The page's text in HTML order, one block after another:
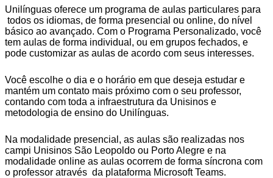
Unilínguas oferece um programa de aulas particulares para
todos os idiomas, de forma presencial ou online, do nível
básico ao avançado. Com o Programa Personalizado, você
tem aulas de forma individual, ou em grupos fechados, e
pode customizar as aulas de acordo com seus interesses.
Você escolhe o dia e o horário em que deseja estudar e
mantém um contato mais próximo com o seu professor,
contando com toda a infraestrutura da Unisinos e
metodologia de ensino do Unilínguas.
Na modalidade presencial, as aulas são realizadas nos
campi Unisinos São Leopoldo ou Porto Alegre e na
modalidade online as aulas ocorrem de forma síncrona com
o professor através da plataforma Microsoft Teams.